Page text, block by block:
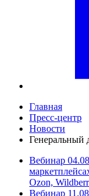
Главная
Пресс-центр
Новости
Генеральный
Вебинар
Ozon,
Вебинар